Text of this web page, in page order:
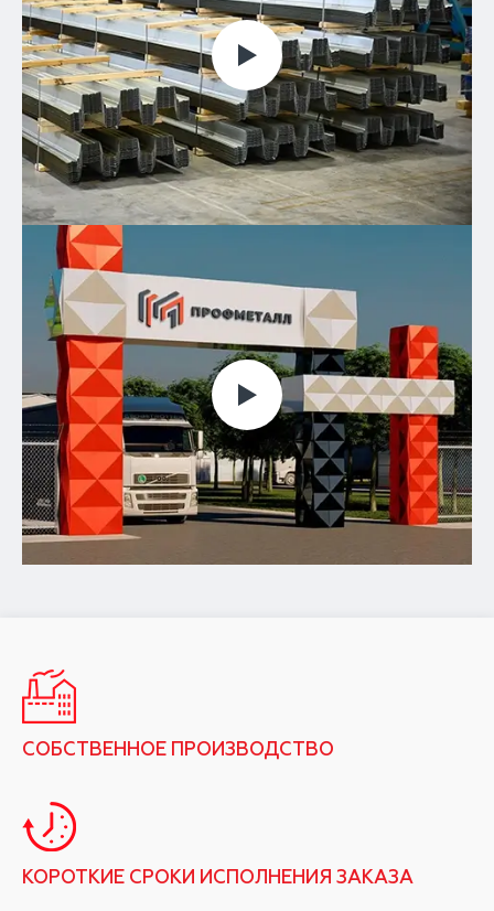
СОБСТВЕННОЕ ПРОИЗВОДСТВО
КОРОТКИЕ СРОКИ ИСПОЛНЕНИЯ ЗАКАЗА